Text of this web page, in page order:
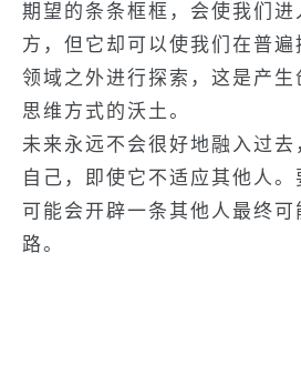
期望的条条框框，会使我们
方，但它却可以使我们在普
领域之外进行探索，这是产
思维方式的沃土。
未来永远不会很好地融入过去
自己，即使它不适应其他人
可能会开辟一条其他人最终
路。